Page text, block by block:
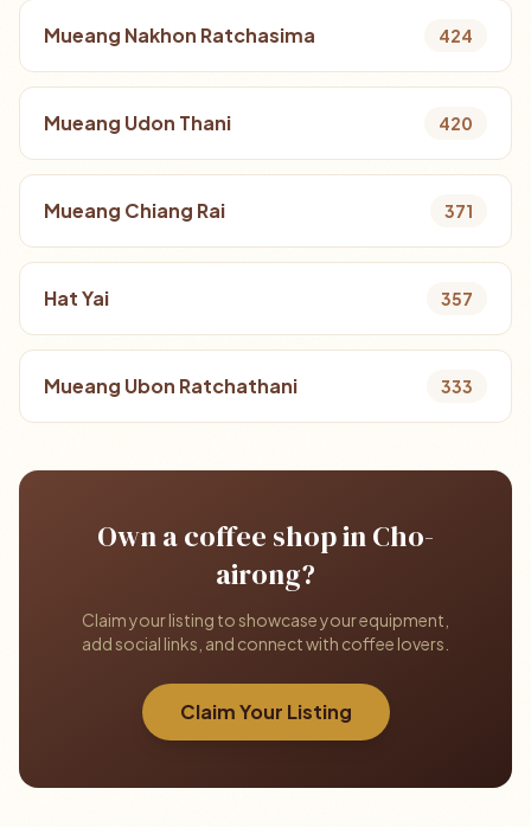
Mueang Nakhon Ratchasima 424
Mueang Udon Thani 420
Mueang Chiang Rai 371
Hat Yai 357
Mueang Ubon Ratchathani 333
Own a coffee shop in Cho-
airong?
Claim your listing to showcase your equipment,
add social links, and connect with coffee lovers.
Claim Your Listing